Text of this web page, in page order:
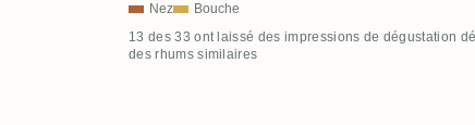
Nez Bouche
13 des 33 ont laissé des impressions de dégustation
des rhums similaires